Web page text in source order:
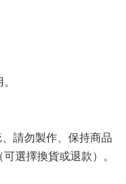
請勿製作、保持商品
選擇換貨或退款）。